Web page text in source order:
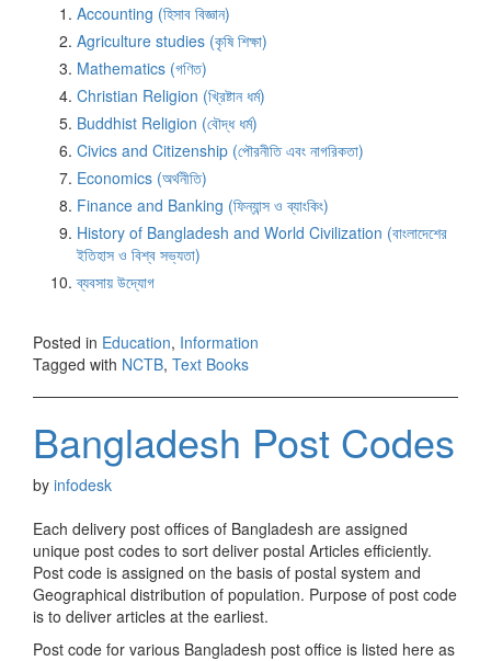
Accounting (হিসাব বিজ্ঞান)
Agriculture studies (কৃষি শিক্ষা)
Mathematics (গণিত)
Christian Religion (খ্রিষ্টান ধর্ম)
Buddhist Religion (বৌদ্ধ ধর্ম)
Civics and Citizenship (পৌরনীতি এবং নাগরিকতা)
Economics (অর্থনীতি)
Finance and Banking (ফিন্যান্স ও ব্যাংকিং)
History of Bangladesh and World Civilization (বাংলাদেশের
ইতিহাস ও বিশ্ব সভ্যতা)
ব্যবসায় উদ্যোগ
Posted in Education, Information
Tagged with NCTB, Text Books
Bangladesh Post Codes
by infodesk
Each delivery post offices of Bangladesh are assigned
unique post codes to sort deliver postal Articles efficiently.
Post code is assigned on the basis of postal system and
Geographical distribution of population. Purpose of post code
is to deliver articles at the earliest.
Post code for various Bangladesh post office is listed here as